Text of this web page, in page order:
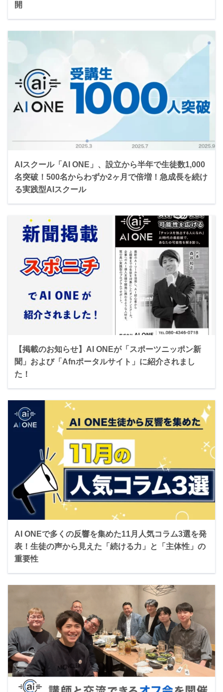
開
AIスクール「AI ONE」、設立から半年で生徒数1,000
名突破！500名からわずか2ヶ月で倍増！急成長を続け
る実践型AIスクール
【掲載のお知らせ】AI ONEが「スポーツニッポン新
聞」および「Afnポータルサイト」に紹介されまし
た！
AI ONEで多くの反響を集めた11月人気コラム3選を発
表！生徒の声から見えた「続ける力」と「主体性」の
重要性